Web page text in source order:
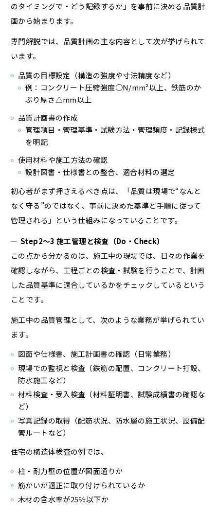
のタイミングで・どう記録するか」を事前に決める品質計
画から始まります。
専門解説では、品質計画の主な内容として次が挙げられて
います。
品質の目標設定（構造の強度や寸法精度など）
例：コンクリート圧縮強度○N/mm²以上、鉄筋のか
ぶり厚さ△mm以上
品質計画書の作成
管理項目・管理基準・試験方法・管理頻度・記録様式
を明記
使用材料や施工方法の確認
設計図書・仕様書との整合、適合材料の選定
初心者がまず押さえるべき点は、「品質は現場で“なんと
なく守る”のではなく、事前に決めた基準と手順に従って
管理される」という仕組みになっていることです。
Step2〜3 施工管理と検査（Do・Check）
この点から分かるのは、施工中の現場では、日々の作業を
確認しながら、工程ごとの検査・試験を行うことで、計画
した品質基準に適合しているかをチェックしているという
ことです。
施工中の品質管理として、次のような業務が挙げられてい
ます。
図面や仕様書、施工計画書の確認（日常業務）
現場での監視と検査（鉄筋の配置、コンクリート打設、
防水施工など）
材料検査・受入検査（材料証明書、試験成績書の確認な
ど）
写真記録の取得（配筋状況、防水層の施工状況、設備配
管ルートなど）
住宅の構造体検査の例では、
柱・耐力壁の位置が図面通りか
筋かいが適正に取り付けられているか
木材の含水率が25％以下か